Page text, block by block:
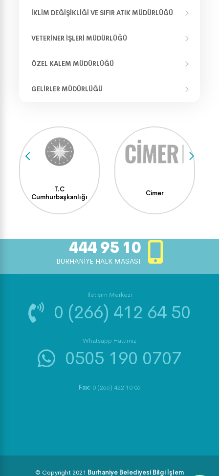
İKLIM DEĞIŞIKLIĞI VE SIFIR ATIK MÜDÜRLÜĞÜ
VETERINER İŞLERI MÜDÜRLÜĞÜ
ÖZEL KALEM MÜDÜRLÜĞÜ
GELIRLER MÜDÜRLÜĞÜ
T.C
Cumhurbaşkanlığı
Cimer
444 95 10
BURHANİYE HALK MASASI
İletişim Merkezi
0 (266) 412 64 50
Whatsapp Hattımız
0505 190 0707
Fax: 0 (266) 422 10 06
© Copyright 2021 Burhaniye Belediyesi Bilgi İşlem